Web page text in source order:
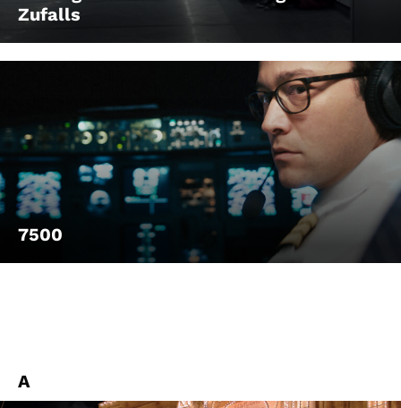
Zufalls
7500
A